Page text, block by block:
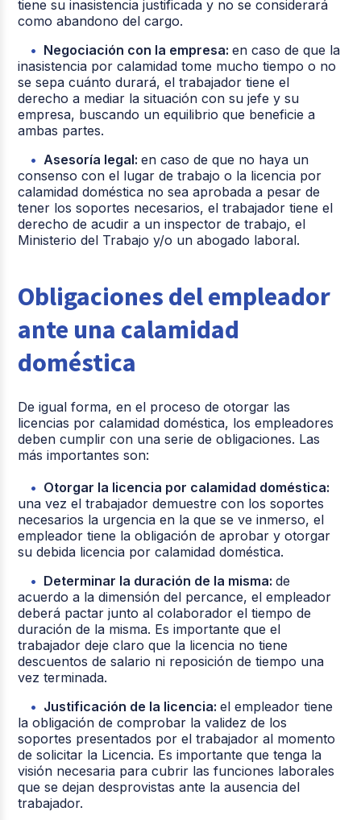
tiene su inasistencia justificada y no se considerará
como abandono del cargo.
Negociación con la empresa:en caso de que la
inasistencia por calamidad tome mucho tiempo o no
se sepa cuánto durará, el trabajador tiene el
derecho a mediar la situación con su jefe y su
empresa, buscando un equilibrio que beneficie a
ambas partes.
Asesoría legal:en caso de que no haya un
consenso con el lugar de trabajo o la licencia por
calamidad doméstica no sea aprobada a pesar de
tener los soportes necesarios, el trabajador tiene el
derecho de acudir a un inspector de trabajo, el
Ministerio del Trabajo y/o un abogado laboral.
Obligaciones del empleador
ante una calamidad
doméstica
De igual forma, en el proceso de otorgar las
licencias por calamidad doméstica, los empleadores
deben cumplir con una serie de obligaciones. Las
más importantes son:
Otorgar la licencia por calamidad doméstica:
una vez el trabajador demuestre con los soportes
necesarios la urgencia en la que se ve inmerso, el
empleador tiene la obligación de aprobar y otorgar
su debida licencia por calamidad doméstica.
Determinar la duración de la misma:de
acuerdo a la dimensión del percance, el empleador
deberá pactar junto al colaborador el tiempo de
duración de la misma. Es importante que el
trabajador deje claro que la licencia no tiene
descuentos de salario ni reposición de tiempo una
vez terminada.
Justificación de la licencia:el empleador tiene
la obligación de comprobar la validez de los
soportes presentados por el trabajador al momento
de solicitar la Licencia. Es importante que tenga la
visión necesaria para cubrir las funciones laborales
que se dejan desprovistas ante la ausencia del
trabajador.